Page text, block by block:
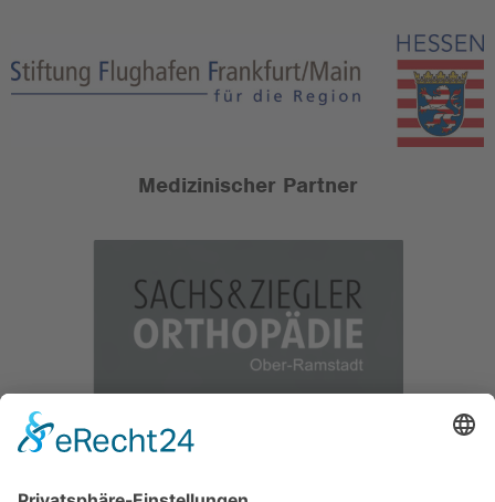
Medizinischer Partner
Offizieller Partnerverein der